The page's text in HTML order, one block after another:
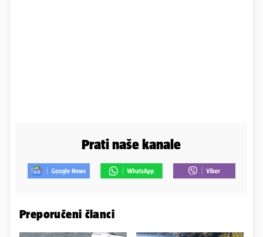
Prati naše kanale
Preporučeni članci